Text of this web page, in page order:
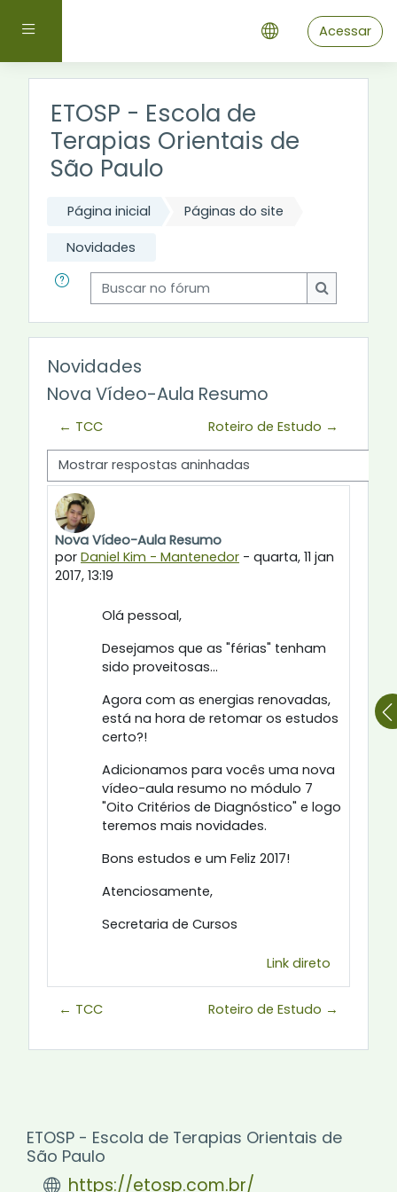
Painel lateral Acessar
ETOSP - Escola de
Terapias Orientais de
São Paulo
Página inicial Páginas do site
Novidades
Buscar no fórum
Buscar no
Novidades
Nova Vídeo-Aula Resumo
← TCC Roteiro de Estudo →
Modo de visualização
Nova Vídeo-Aula Resumo
por Daniel Kim - Mantenedor - quarta, 11 jan
2017, 13:19
Número de respostas: 0
Olá pessoal,
Desejamos que as "férias" tenham
sido proveitosas...
Agora com as energias renovadas,
está na hora de retomar os estudos
certo?!
Adicionamos para vocês uma nova
vídeo-aula resumo no módulo 7
"Oito Critérios de Diagnóstico" e logo
teremos mais novidades.
Bons estudos e um Feliz 2017!
Atenciosamente,
Secretaria de Cursos
Link direto
← TCC Roteiro de Estudo →
ETOSP - Escola de Terapias Orientais de
São Paulo
https://etosp.com.br/